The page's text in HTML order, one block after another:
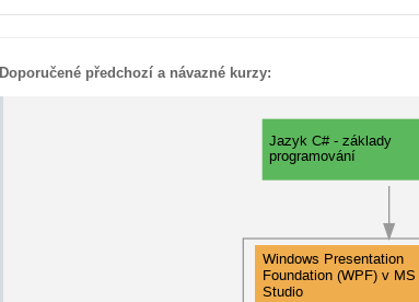
Doporučené předchozí a návazné kurzy: